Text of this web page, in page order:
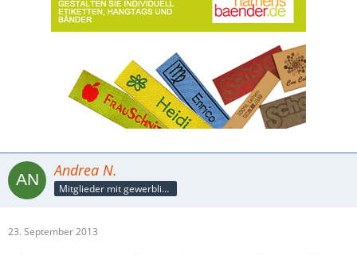
Andrea N.
Mitglieder mit gewerblicher Verbindung, auch als Mitarbeiter/in
23. September 2013